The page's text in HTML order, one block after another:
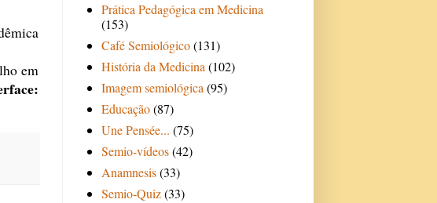
em
Prática Pedagógica em Medicina
(153)
Café Semiológico(131)
História da Medicina (102)
Imagem semiológica (95)
Educação(87)
Une Pensée... (75)
Semio-vídeos(42)
Anamnesis(33)
Semio-Quiz(33)